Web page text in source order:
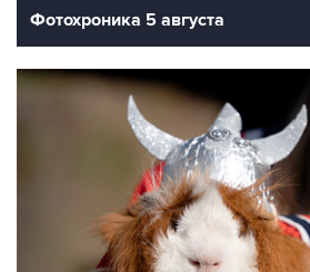
Фотохроника 5 августа